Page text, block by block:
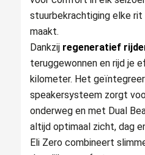
stuurbekrachtiging elke
maakt.
Dankzij regeneratief
teruggewonnen en rijd je
kilometer. Het
speakersysteem zorgt
onderweg en met Dual
altijd optimaal zicht, dag
Eli Zero combineert